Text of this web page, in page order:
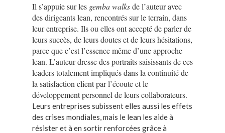
Il s’appuie sur les gemba walksde l’auteur avec
des dirigeants lean, rencontrés sur le terrain, dans
leur entreprise. Ils ou elles ont accepté de parler de
leurs succès, de leurs doutes et de leurs hésitations,
parce que c’est l’essence même d’une approche
lean. L’auteur dresse des portraits saisissants de ces
leaders totalement impliqués dans la continuité de
la satisfaction client par l’écoute et le
développement personnel de leurs collaborateurs.
Leurs entreprises subissent elles aussi les effets
des crises mondiales, mais le lean les aide à
résister et à en sortir renforcées grâce à